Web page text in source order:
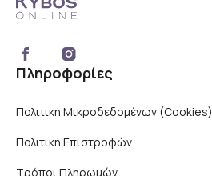
Πληροφορίες
Πολιτική Μικροδεδομένων (Cookies)
Πολιτική Επιστροφών
Τρόποι Πληρωμών